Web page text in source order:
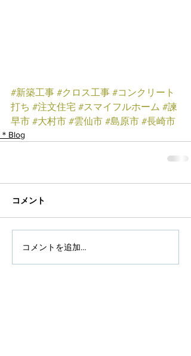
#新築工事 #クロス工事 #コンクリート
打ち #注文住宅 #スマイフルホーム #諫
早市 #大村市 #雲仙市 #島原市 #長崎市
＊Blog
コメント
コメントを追加…